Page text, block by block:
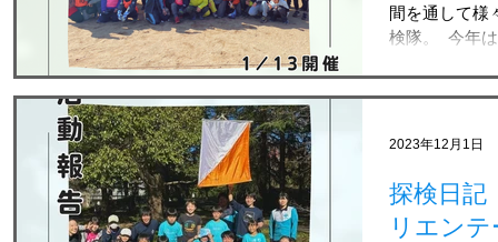
間を通して様
検隊。 ⁡ 今年
探検日記
リエン
2023年12月1日